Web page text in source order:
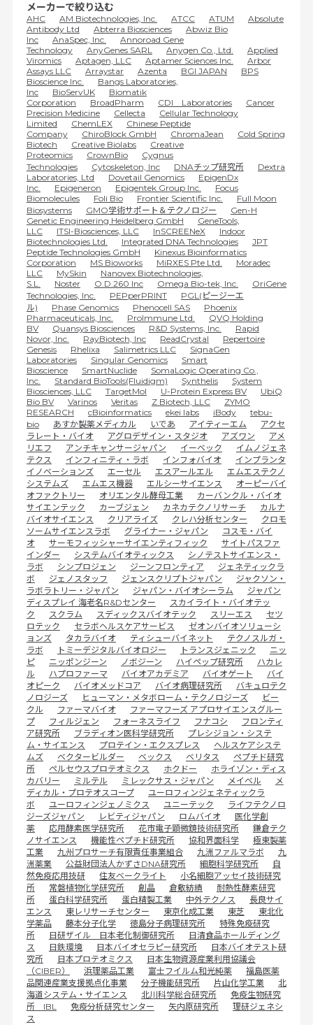
メーカーで絞り込む
AHC AM Biotechnologies, Inc. ATCC ATUM
Absolute
Antibody Ltd
Abterra Biosciences
Abwiz Bio
Inc
AnaSpec, Inc.
Annoroad Gene
Technology
AnyGenes SARL Anygen Co., Ltd.
Applied
Viromics
Aptagen, LLC Aptamer Sciences Inc.
Arbor
Assays LLC
Arraystar Azenta BGI JAPAN
BPS
Bioscience Inc.
Bangs Laboratories,
Inc
BioServUK
Biomatik
Corporation
BroadPharm CDI Laboratories
Cancer
Precision Medicine
Cellecta
Cellular Technology
Limited
ChemLEX
Chinese Peptide
Company
ChiroBlock GmbH ChromaJean
Cold Spring
Biotech
Creative Biolabs
Creative
Proteomics
CrownBio
Cygnus
Technologies
Cytoskeleton, Inc DNAチップ研究所
Dextra
Laboratories, Ltd
Dovetail Genomics
EpigenDx
Inc.
Epigeneron Epigentek Group Inc.
Focus
Biomolecules
Foli Bio Frontier Scientific Inc.
Full Moon
Biosystems
GMO学術サポート＆テクノロジー
Gen-H
Genetic Engineering Heidelberg GmbH
GeneTools,
LLC
ITSI-Biosciences, LLC InSCREENeX
Indoor
Biotechnologies Ltd.
Integrated DNA Technologies
JPT
Peptide Technologies GmbH
Kinexus Bioinformatics
Corporation
MS Bioworks MiRXES Pte Ltd.
Moradec
LLC
MySkin
Nanovex Biotechnologies,
S.L.
Noster O.D.260 Inc Omega Bio-tek, Inc.
OriGene
Technologies, Inc.
PEPperPRINT
PGL(ピージーエ
ル)
Phase Genomics Phenocell SAS
Phoenix
Pharmaceuticals, Inc.
ProImmune Ltd.
QVQ Holding
BV
Quansys Biosciences R&D Systems, Inc.
Rapid
Novor, Inc.
RayBiotech, Inc ReadCrystal
Repertoire
Genesis
Rhelixa Salimetrics LLC
SignaGen
Laboratories
Singular Genomics
Smart
Bioscience
SmartNuclide
SomaLogic Operating Co.,
Inc.
Standard BioTools(Fluidigm) Synthelis
System
Biosciences, LLC
TargetMol U-Protein Express BV
UbiQ
Bio BV
Varinos Veritas Z Biotech, LLC
ZYMO
RESEARCH
cBioinformatics ekei labs iBody
tebu-
bio
あすか製薬メディカル いであ アイティーエム
アクセ
ラレート・バイオ
アグロデザイン・スタジオ アズワン
アメ
リエフ
アンチキャンサージャパン イーベック
イムノジェネ
テクス
インフィニティ・ラボ インフォバイオ
インプランタ
イノベーションズ
エーセル エスアールエル
エムエステクノ
システムズ
エムエス機器 エルシーサイエンス
オーピーバイ
オファクトリー
オリエンタル酵母工業
カーバンクル・バイオ
サイエンテック
カーブジェン カネカテクノリサーチ
カルナ
バイオサイエンス
クリアライズ クレハ分析センター
クロモ
ソームサイエンスラボ
グライナー・ジャパン
コスモ・バイ
オ
サーモフィッシャーサイエンティフィック
サイトパスファ
インダー
システムバイオティックス
シノテストサイエンス・
ラボ
シンプロジェン ジーンフロンティア
ジェネティックラ
ボ
ジェノスタッフ ジェンスクリプトジャパン
ジャクソン・
ラボラトリー・ジャパン
ジャパン・バイオシーラム
ジャパン
ディスプレイ 海老名R&Dセンター
スカイライト・バイオテッ
ク
スクラム スディックスバイオテック スリーエス
セツ
ロテック
セラボヘルスケアサービス
ゼオンバイオソリューシ
ョンズ
タカラバイオ ティシューバイネット
テクノスルガ・
ラボ
トミーデジタルバイオロジー トランスジェニック
ニッ
ピ
ニッポンジーン ノボジーン ハイペップ研究所
ハカレ
ル
ハプロファーマ バイオアカデミア バイオゲート
バイ
オピーク
バイオメッドコア バイオ病理研究所
バキュロテク
ノロジーズ
ヒューマン・メタボローム・テクノロジーズ
ビー
クル
ファーマバイオ
ファーマフーズ アプロサイエンスグルー
プ
フィルジェン フォーネスライフ フナコシ
フロンティ
ア研究所
ブラディオン医科学研究所
プレシジョン・システ
ム・サイエンス
プロテイン・エクスプレス
ヘルスケアシステ
ムズ
ベクタービルダー ベックス ベリタス
ペプチド研究
所
ペルセウスプロテオミクス ホクドー
ホライゾン・ディス
カバリー
ミルテル ミレックサス・ジャパン メイベル
メ
ディカル・プロテオスコープ
ユーロフィンジェネティックラ
ボ
ユーロフィンジェノミクス ユニーテック
ライフテクノロ
ジーズジャパン
レビティジャパン ロムバイオ
医化学創
薬
応用酵素医学研究所 花市電子顕微鏡技術研究所
鎌倉テク
ノサイエンス
機能性ペプチド研究所 協和界面科学
極東製薬
工業
九州プロサーチ有限責任事業組合 九洲ファルマラボ
九
洲薬業
公益財団法人かずさDNA研究所 細胞科学研究所
自
然免疫応用技研
住友ベークライト
小名細胞アッセイ技術研究
所
常磐植物化学研究所 創晶 倉敷紡績
耐熱性酵素研究
所
蛋白科学研究所 蛋白精製工業 中外テクノス
長良サイ
エンス
東レリサーチセンター 東京化成工業 東芝
東北化
学薬品
藤本分子化学 徳島分子病理研究所
特殊免疫研究
所
日研ザイル 日本老化制御研究所
日清食品ホールディング
ス
日鉄環境 日本バイオセラピー研究所
日本バイオテスト研
究所
日本プロテオミクス
日本生物資源産業利用協議会
（CIBER）
浜理薬品工業 富士フイルム和光純薬
福島医薬
品関連産業支援拠点化事業
分子機能研究所 片山化学工業
北
海道システム・サイエンス
北川科学総合研究所
免疫生物研究
所 IBL
免疫分析研究センター 矢内原研究所
理研ジェネシ
ス